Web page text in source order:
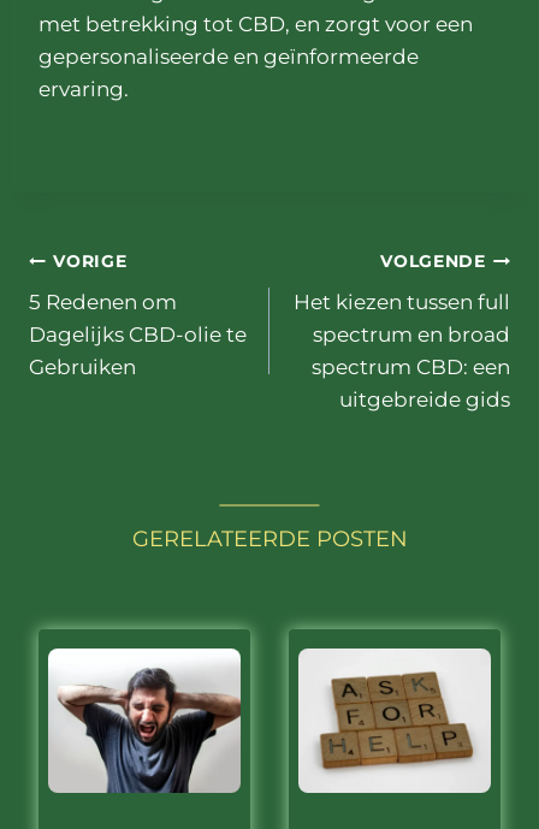
met betrekking tot CBD, en zorgt voor een
gepersonaliseerde en geïnformeerde
ervaring.
Bericht
navigatie
VORIGE
5 Redenen om
Dagelijks CBD-olie te
Gebruiken
VOLGENDE
Het kiezen tussen full
spectrum en broad
spectrum CBD: een
uitgebreide gids
GERELATEERDE POSTEN